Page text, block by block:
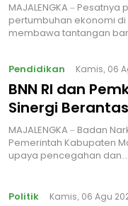
MAJALENGKA –
pertumbuhan ekonomi
membawa tantangan
Pendidikan Kamis, 06
BNN RI dan
Sinergi
MAJALENGKA – Badan
Pemerintah Kabupaten
upaya pencegahan
Politik Kamis, 06 Agu